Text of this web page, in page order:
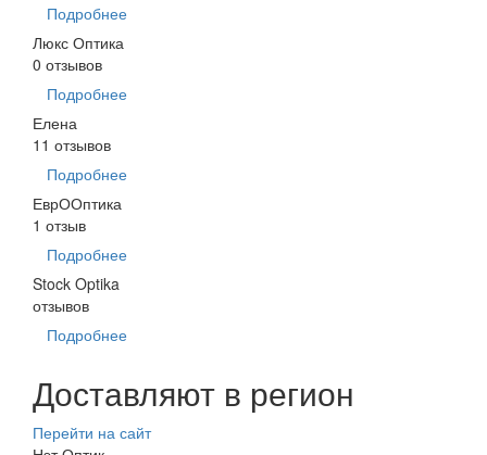
Подробнее
Люкс Оптика
0 отзывов
Подробнее
Елена
11 отзывов
Подробнее
ЕврООптика
1 отзыв
Подробнее
Stock Optika
отзывов
Подробнее
Доставляют в регион
Перейти на сайт